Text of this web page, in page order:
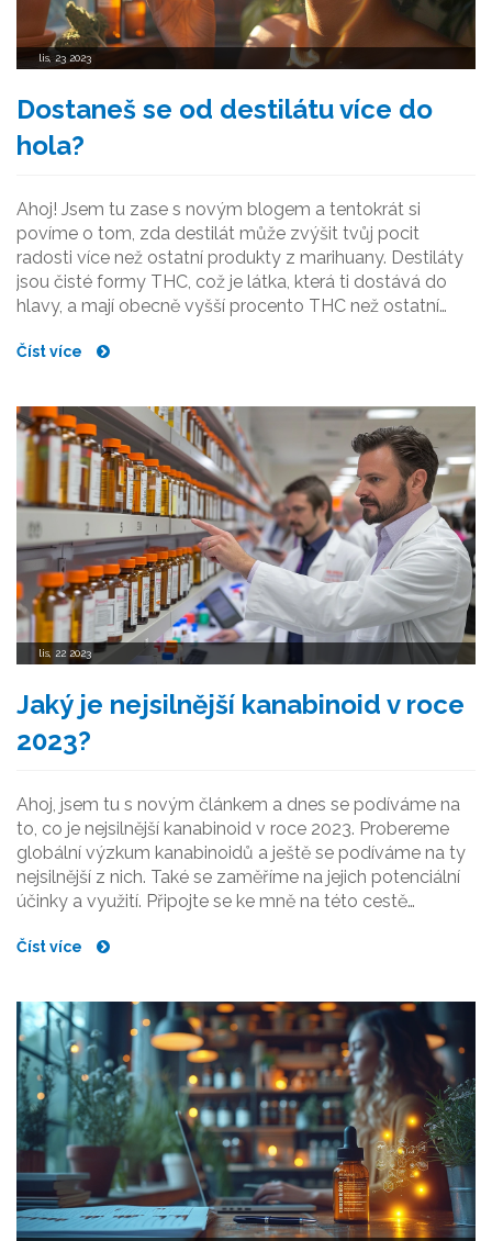
lis, 23 2023
Dostaneš se od destilátu více do
hola?
Ahoj! Jsem tu zase s novým blogem a tentokrát si
povíme o tom, zda destilát může zvýšit tvůj pocit
radosti více než ostatní produkty z marihuany. Destiláty
jsou čisté formy THC, což je látka, která ti dostává do
hlavy, a mají obecně vyšší procento THC než ostatní
můžou způsobit větší radost, ale jak je to skutečně?
Číst více
lis, 22 2023
Jaký je nejsilnější kanabinoid v roce
2023?
Ahoj, jsem tu s novým článkem a dnes se podíváme na
to, co je nejsilnější kanabinoid v roce 2023. Probereme
globální výzkum kanabinoidů a ještě se podíváme na ty
nejsilnější z nich. Také se zaměříme na jejich potenciální
účinky a využití. Připojte se ke mně na této cestě
Číst více